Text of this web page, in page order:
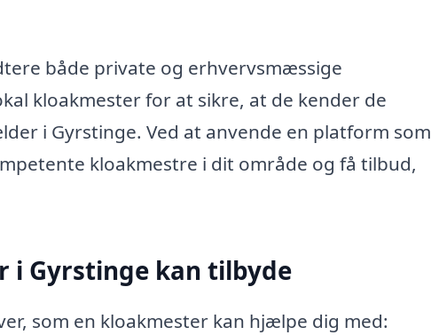
både private og erhvervsmæssige
kloakmester for at sikre, at de kender de
i Gyrstinge. Ved at anvende en platform som
kloakmestre i dit område og få tilbud,
i Gyrstinge kan tilbyde
som en kloakmester kan hjælpe dig med: